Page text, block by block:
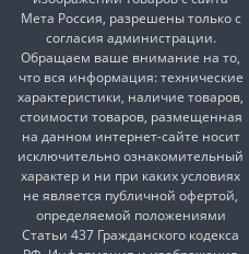
Мета Россия, разрешены только с
согласия администрации.
Обращаем ваше внимание на то,
что вся информация: технические
характеристики, наличие товаров,
стоимости товаров, размещенная
на данном интернет-сайте носит
исключительно ознакомительный
характер и ни при каких условиях
не является публичной офертой,
определяемой положениями
Статьи 437 Гражданского кодекса